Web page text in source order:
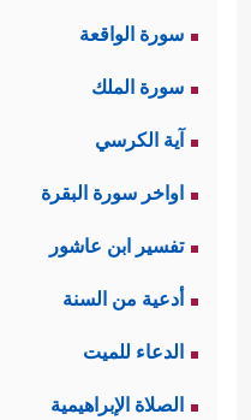
سورة الواقعة
سورة الملك
آية الكرسي
اواخر سورة البقرة
تفسير ابن عاشور
أدعية من السنة
الدعاء للميت
الصلاة الإبراهيمية